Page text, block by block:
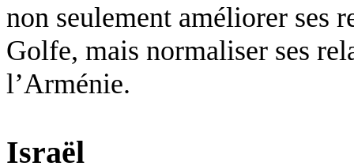
non seulement améliorer ses
Golfe, mais normaliser ses
l’Arménie.
Israël